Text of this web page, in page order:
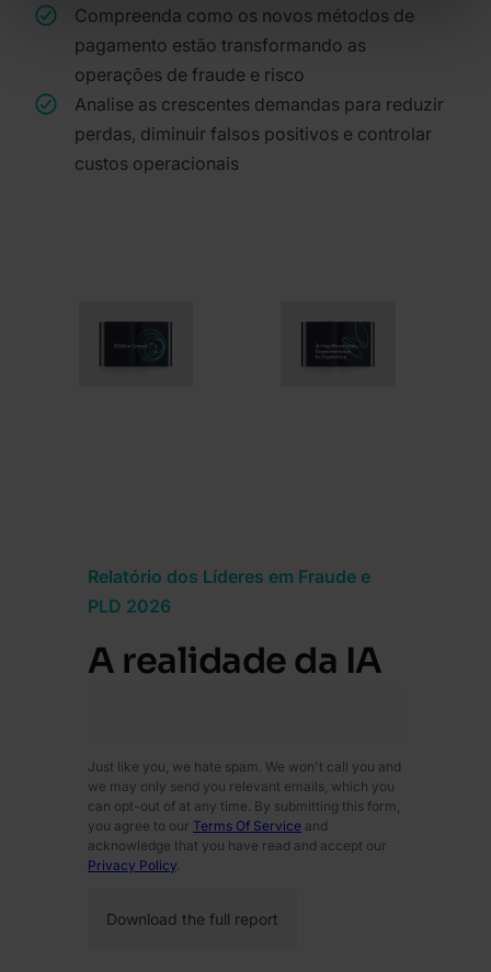
Compreenda como os novos métodos de
pagamento estão transformando as
operações de fraude e risco
Analise as crescentes demandas para reduzir
perdas, diminuir falsos positivos e controlar
custos operacionais
Relatório dos Líderes em Fraude e
PLD 2026
A realidade da IA
Just like you, we hate spam. We won't call you and
we may only send you relevant emails, which you
can opt-out of at any time. By submitting this form,
you agree to our Terms Of Service and
acknowledge that you have read and accept our
Privacy Policy